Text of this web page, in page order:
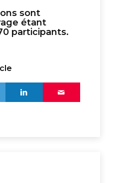
sont
étant
participants.